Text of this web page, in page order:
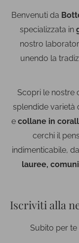
Benvenuti da
specializzata in
nostro
unendo la
Scopri le nostre
splendide varietà
e collane in
cerchi il
indimenticabile,
lauree,
Iscriviti alla
Subito per te